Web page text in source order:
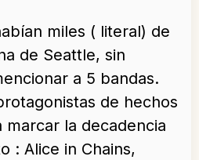
miles ( literal) de
de Seattle, sin
a 5 bandas.
de hechos
marcar la decadencia
: Alice in Chains,